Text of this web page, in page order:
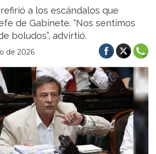
a los escándalos que
de Gabinete. “Nos sentimos
boludos”, advirtió.
de 2026